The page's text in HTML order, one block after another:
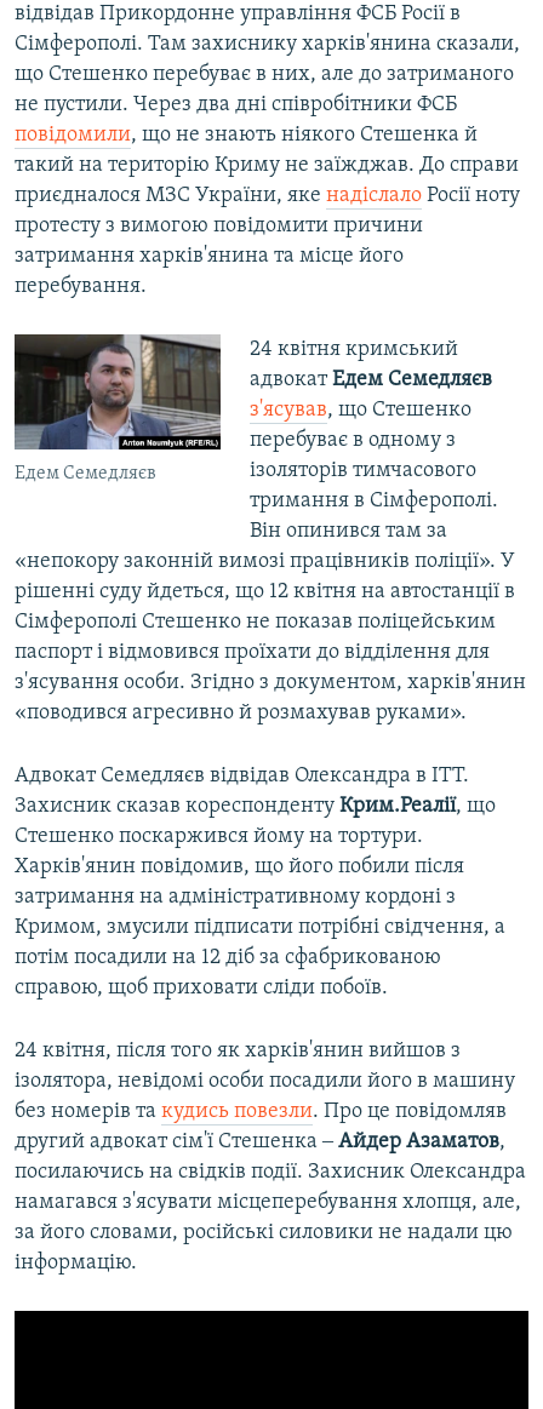
відвідав Прикордонне управління ФСБ Росії в
Сімферополі. Там захиснику харків'янина сказали,
що Стешенко перебуває в них, але до затриманого
не пустили. Через два дні співробітники ФСБ
повідомили, що не знають ніякого Стешенка й
такий на територію Криму не заїжджав. До справи
приєдналося МЗС України, яке надіслало Росії ноту
протесту з вимогою повідомити причини
затримання харків'янина та місце його
перебування.
Едем Семедляєв
24 квітня кримський
адвокатЕдем Семедляєв
з'ясував, що Стешенко
перебуває в одному з
ізоляторів тимчасового
тримання в Сімферополі.
Він опинився там за
«непокору законній вимозі працівників поліції». У
рішенні суду йдеться, що 12 квітня на автостанції в
Сімферополі Стешенко не показав поліцейським
паспорт і відмовився проїхати до відділення для
з'ясування особи. Згідно з документом, харків'янин
«поводився агресивно й розмахував руками».
Адвокат Семедляєв відвідав Олександра в ІТТ.
Захисник сказав кореспонденту Крим.Реалії, що
Стешенко поскаржився йому на тортури.
Харків'янин повідомив, що його побили після
затримання на адміністративному кордоні з
Кримом, змусили підписати потрібні свідчення, а
потім посадили на 12 діб за сфабрикованою
справою, щоб приховати сліди побоїв.
24 квітня, після того як харків'янин вийшов з
ізолятора, невідомі особи посадили його в машину
без номерів та кудись повезли. Про це повідомляв
другий адвокат сім'ї Стешенка ‒Айдер Азаматов,
посилаючись на свідків події. Захисник Олександра
намагався з'ясувати місцеперебування хлопця, але,
за його словами, російські силовики не надали цю
інформацію.